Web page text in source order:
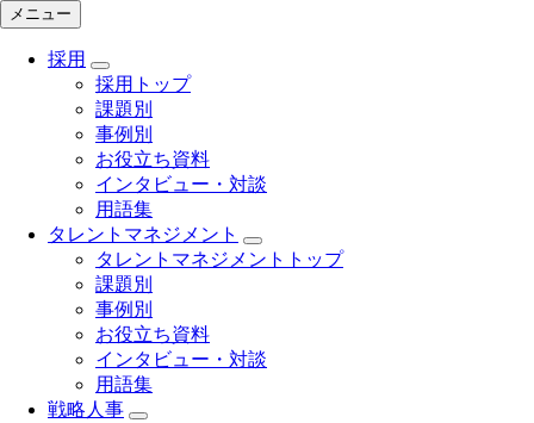
メニュー
採用
採用トップ
課題別
事例別
お役立ち資料
インタビュー・対談
用語集
タレントマネジメント
タレントマネジメントトップ
課題別
事例別
お役立ち資料
インタビュー・対談
用語集
戦略人事